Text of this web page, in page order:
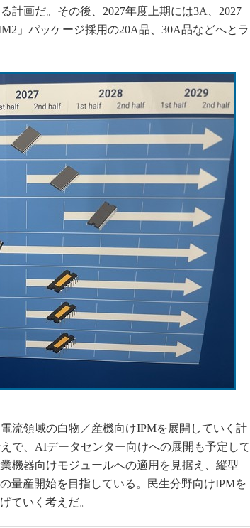
計画だ。その後、2027年度上期には3A、2027
」パッケージ採用の20A品、30A品などへとラ
流領域の白物／産機向けIPMを展開していく計
で、AIデータセンター向けへの展開も予定して
機器向けモジュールへの適用を見据え、縦型
量産開始を目指している。民生分野向けIPMを
ていく考えだ。